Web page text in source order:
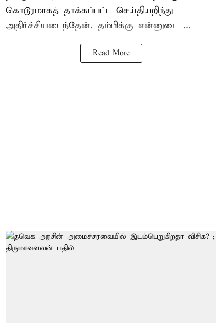
கொடூரமாகத் தாக்கப்பட்ட செய்தியறிந்து
அதிர்ச்சியடைந்தேன். தம்பிக்கு என்னுடை ...
Read More